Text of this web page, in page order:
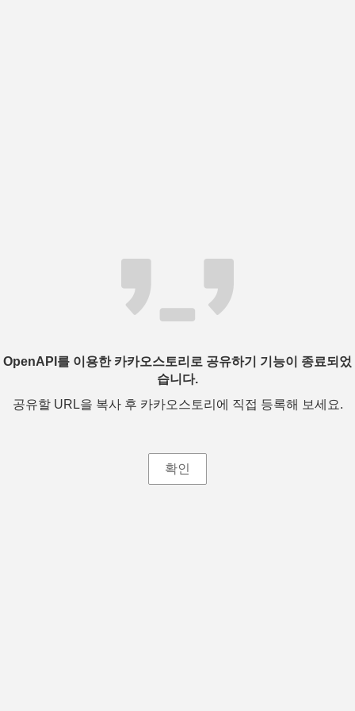
OpenAPI를 이용한 카카오스토리로 공유하기 기능이 종료되었
습니다.
공유할 URL을 복사 후 카카오스토리에 직접 등록해 보세요.
확인